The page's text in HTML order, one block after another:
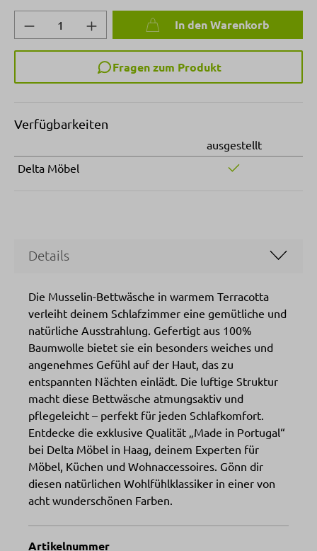
Produkt Anzahl: Gib den gewünschten
In den Warenkorb
Fragen zum Produkt
Verfügbarkeiten
ausgestellt
Delta Möbel
Details
Die Musselin-Bettwäsche in warmem Terracotta
verleiht deinem Schlafzimmer eine gemütliche und
natürliche Ausstrahlung. Gefertigt aus 100%
Baumwolle bietet sie ein besonders weiches und
angenehmes Gefühl auf der Haut, das zu
entspannten Nächten einlädt. Die luftige Struktur
macht diese Bettwäsche atmungsaktiv und
pflegeleicht – perfekt für jeden Schlafkomfort.
Entdecke die exklusive Qualität „Made in Portugal“
bei Delta Möbel in Haag, deinem Experten für
Möbel, Küchen und Wohnaccessoires. Gönn dir
diesen natürlichen Wohlfühlklassiker in einer von
acht wunderschönen Farben.
Artikelnummer